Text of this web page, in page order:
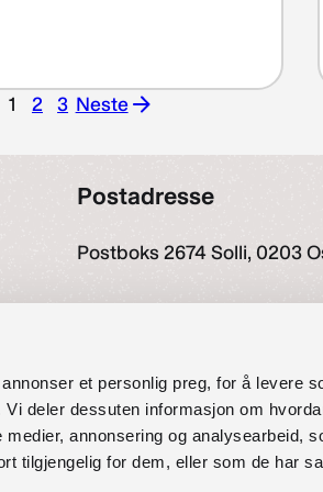
et personlig preg, for å levere
deler dessuten informasjon om
annonsering og analysearbeid,
tilgjengelig for dem, eller som de har
1 2 3 Neste
Neste
Postadresse
Postboks 2674 Solli, 0203